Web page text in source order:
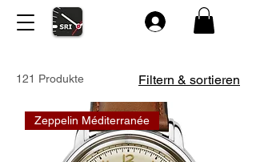
121 Produkte Filtern & sortieren
Zeppelin Méditerranée